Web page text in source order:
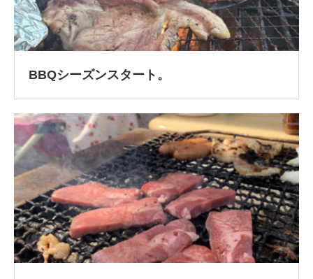
BBQシーズンスタート。